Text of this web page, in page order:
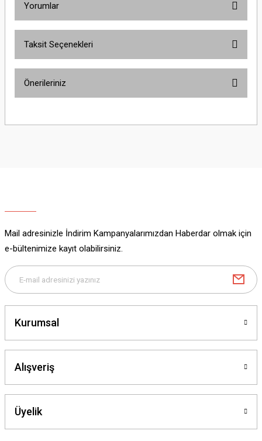
Yorumlar
Taksit Seçenekleri
Önerileriniz
yetersiz gördüğünüz noktaları öneri formunu kullanarak tarafımıza
Bu ürüne benzer farklı alternatifler olmalı.
Mail adresinizle İndirim Kampanyalarımızdan Haberdar olmak için
e-bültenimize kayıt olabilirsiniz.
Kurumsal
Alışveriş
Üyelik